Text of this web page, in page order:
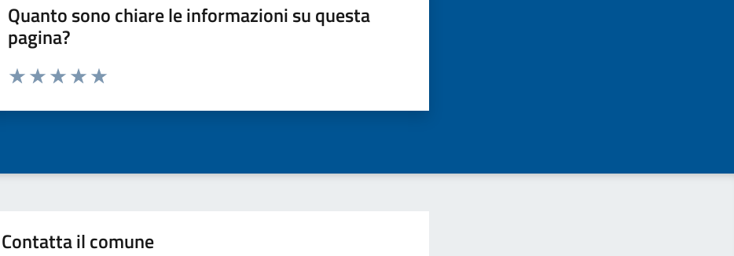
Quanto sono chiare le informazioni su questa
pagina?
Valuta da 1 a 5 stelle la pagina
Contatta il comune